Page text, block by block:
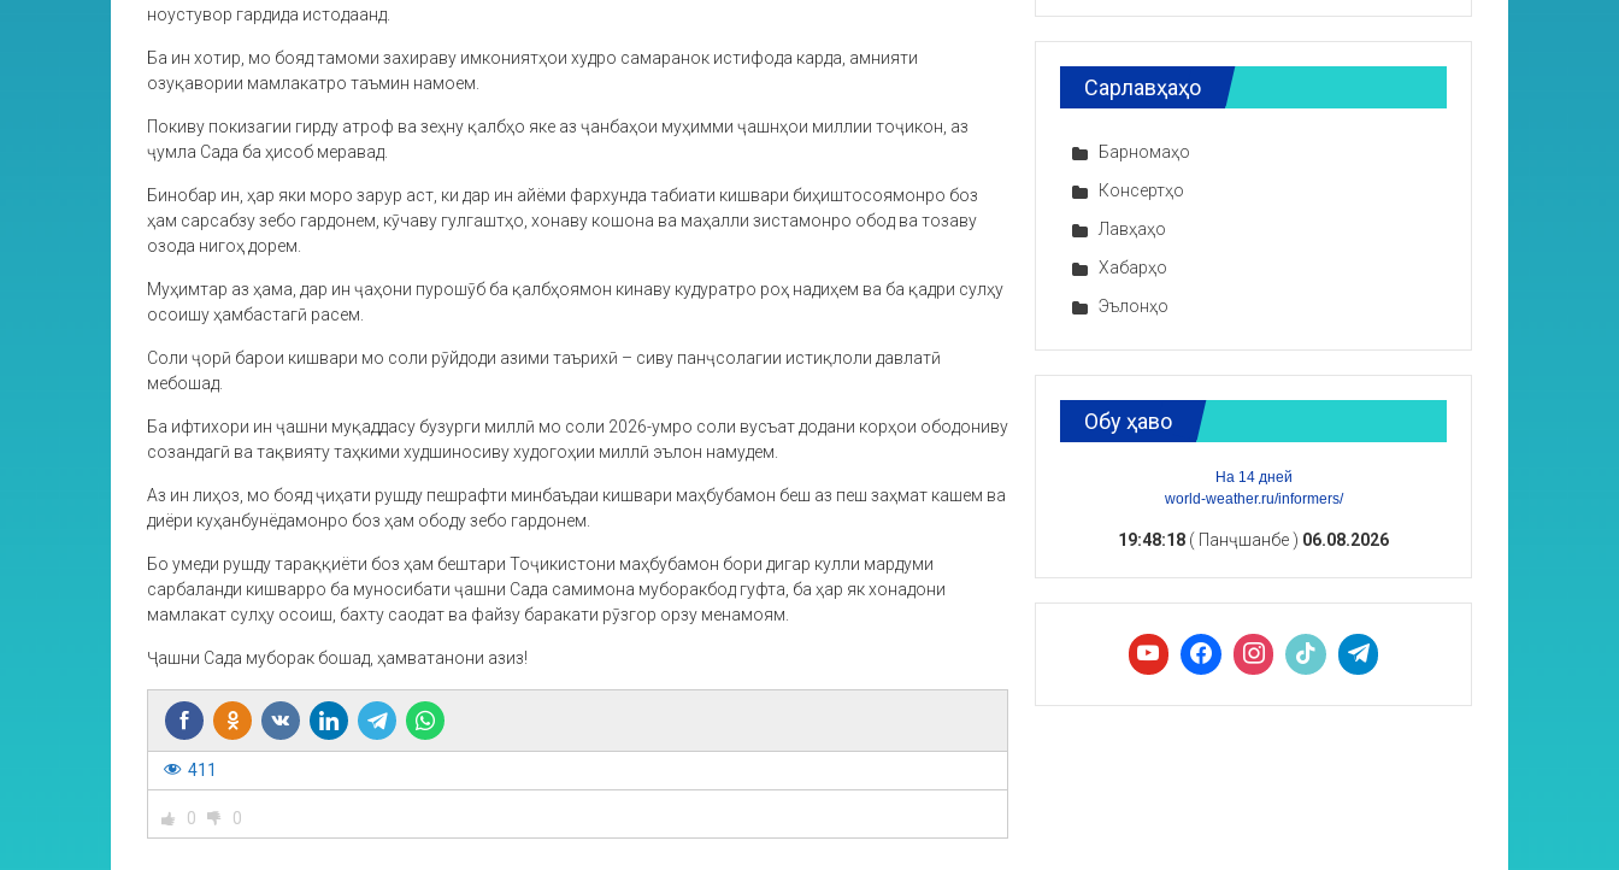
ноустувор гардида истодаанд.
Ба ин хотир, мо бояд тамоми захираву имкониятҳои худро самаранок истифода карда, амнияти
озуқавории мамлакатро таъмин намоем.
Покиву покизагии гирду атроф ва зеҳну қалбҳо яке аз ҷанбаҳои муҳимми ҷашнҳои миллии тоҷикон, аз
ҷумла Сада ба ҳисоб меравад.
Бинобар ин, ҳар яки моро зарур аст, ки дар ин айёми фархунда табиати кишвари биҳиштосоямонро боз
ҳам сарсабзу зебо гардонем, кӯчаву гулгаштҳо, хонаву кошона ва маҳалли зистамонро обод ва тозаву
озода нигоҳ дорем.
Муҳимтар аз ҳама, дар ин ҷаҳони пурошӯб ба қалбҳоямон кинаву кудуратро роҳ надиҳем ва ба қадри сулҳу
осоишу ҳамбастагӣ расем.
Соли ҷорӣ барои кишвари мо соли рӯйдоди азими таърихӣ – сиву панҷсолагии истиқлоли давлатӣ
мебошад.
Ба ифтихори ин ҷашни муқаддасу бузурги миллӣ мо соли 2026-умро соли вусъат додани корҳои ободониву
созандагӣ ва тақвияту таҳкими худшиносиву худогоҳии миллӣ эълон намудем.
Аз ин лиҳоз, мо бояд ҷиҳати рушду пешрафти минбаъдаи кишвари маҳбубамон беш аз пеш заҳмат кашем ва
диёри куҳанбунёдамонро боз ҳам ободу зебо гардонем.
Бо умеди рушду тараққиёти боз ҳам бештари Тоҷикистони маҳбубамон бори дигар кулли мардуми
сарбаланди кишварро ба муносибати ҷашни Сада самимона муборакбод гуфта, ба ҳар як хонадони
мамлакат сулҳу осоиш, бахту саодат ва файзу баракати рӯзгор орзу менамоям.
Ҷашни Сада муборак бошад, ҳамватанони азиз!
411
0 0
Сарлавҳаҳо
Барномаҳо
Консертҳо
Лавҳаҳо
Хабарҳо
Эълонҳо
Обу ҳаво
На 14 дней
world-weather.ru/informers/
19:48:19 ( Панҷшанбе ) 06.08.2026